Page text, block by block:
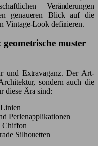
Veränderungen
genaueren Blick auf die
Vintage-Look definieren.
muster
und Extravaganz. Der Art-
sondern auch die
diese Ära sind:
Perlenapplikationen
Chiffon
Silhouetten